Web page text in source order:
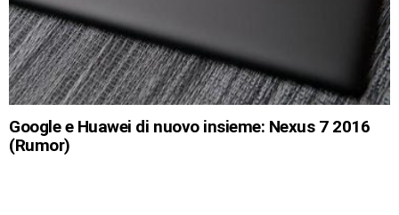
Google e Huawei di nuovo insieme: Nexus 7 2016
(Rumor)